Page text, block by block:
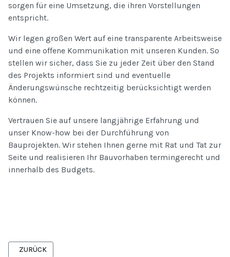
sorgen für eine Umsetzung, die ihren Vorstellungen
entspricht.
Wir legen großen Wert auf eine transparente Arbeitsweise
und eine offene Kommunikation mit unseren Kunden. So
stellen wir sicher, dass Sie zu jeder Zeit über den Stand
des Projekts informiert sind und eventuelle
Änderungswünsche rechtzeitig berücksichtigt werden
können.
Vertrauen Sie auf unsere langjährige Erfahrung und
unser Know-how bei der Durchführung von
Bauprojekten. Wir stehen Ihnen gerne mit Rat und Tat zur
Seite und realisieren Ihr Bauvorhaben termingerecht und
innerhalb des Budgets.
VORHERIGER BEITRAG: FÖRDERUNGSBERATUNG
ZURÜCK